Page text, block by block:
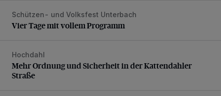
Vier Tage mit vollem Programm
Schützen- und Volksfest Unterbach
Vier Tage mit vollem Programm
Mehr Ordnung und Sicherheit in der Kattendahler Straße
Hochdahl
Mehr Ordnung und Sicherheit in der Kattendahler
Straße